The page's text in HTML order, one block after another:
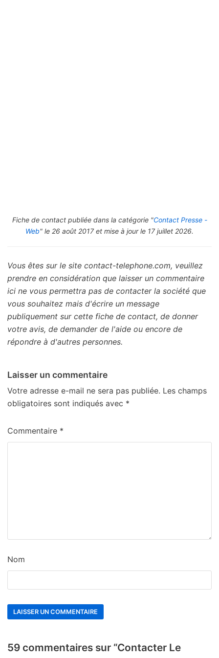
Fiche de contact publiée dans la catégorie "Contact Presse -
Web" le 26 août 2017 et mise à jour le 17 juillet 2026.
Vous êtes sur le site contact-telephone.com, veuillez
prendre en considération que laisser un commentaire
ici ne vous permettra pas de contacter la société que
vous souhaitez mais d'écrire un message
publiquement sur cette fiche de contact, de donner
votre avis, de demander de l'aide ou encore de
répondre à d'autres personnes.
Laisser un commentaire
Votre adresse e-mail ne sera pas publiée. Les champs
obligatoires sont indiqués avec *
Commentaire *
Nom
59 commentaires sur “Contacter Le